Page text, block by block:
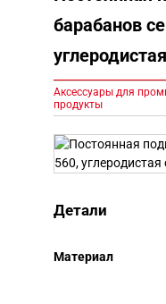
барабанов
Аксессуары для
продукты
Детали
Mатериал